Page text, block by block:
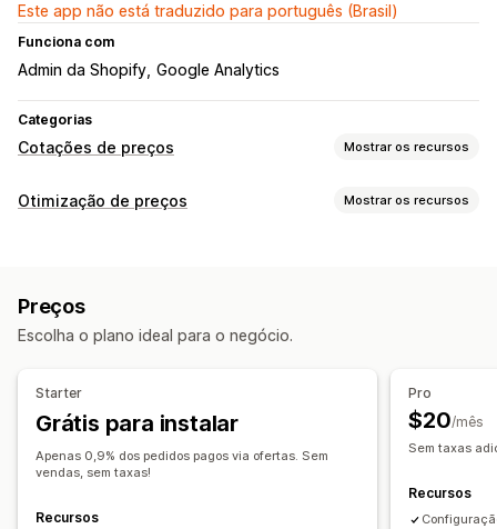
Este app não está traduzido para português (Brasil)
Funciona com
Admin da Shopify Google Analytics
Categorias
Cotações de preços Mostrar os recursos
Regras de preços
Regras personalizadas
Exibição personalizada
Notificações
Alertas do admin Respostas de e-mail automáticas
Modelos de e-mail
Notificações por e-mail
Otimização de preços Mostrar os recursos
Preços personalizados
Negociação de preço
Relatórios
Preços
Escolha o plano ideal para o negócio.
Starter
Grátis para instalar
Apenas 0,9% dos pedidos pagos via ofertas. Sem
vendas, sem taxas!
Recursos
Pro
$20/mês
Sem taxas
Recursos